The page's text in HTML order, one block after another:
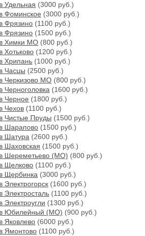
Удельная (3000 руб.)
Фоминское (3000 руб.)
Фрязино (1100 руб.)
Фрязино (1500 руб.)
в Химки МО (800 руб.)
Хотьково (1200 руб.)
Хрипань (1000 руб.)
Часцы (2500 руб.)
Черкизово МО (800 руб.)
Черноголовка (1600 руб.)
Черное (1800 руб.)
Чехов (1100 руб.)
Чистые Пруды (1500 руб.)
Шарапово (1500 руб.)
Шатура (2600 руб.)
Шаховская (1500 руб.)
в Шереметьево (МО) (800 руб.)
Щелково (1100 руб.)
Щербинка (3000 руб.)
Электрогорск (1600 руб.)
Электросталь (1100 руб.)
Электроугли (1300 руб.)
в Юбилейный (МО) (900 руб.)
Яковлево (6000 руб.)
Ямонтово (1100 руб.)